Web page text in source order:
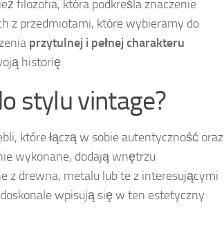
filozofia, która podkreśla znaczenie
z przedmiotami, które wybieramy do
przytulnej i pełnej charakteru
historię.
stylu vintage?
które łączą w sobie autentyczność oraz
wykonane, dodają wnętrzu
z drewna, metalu lub te z interesującymi
wpisują się w ten estetyczny